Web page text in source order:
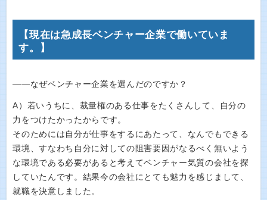
【現在は急成長ベンチャー企業で働いていま
す。】
――なぜベンチャー企業を選んだのですか？
A）若いうちに、裁量権のある仕事をたくさんして、自分の
力をつけたかったからです。
そのためには自分が仕事をするにあたって、なんでもできる
環境、すなわち自分に対しての阻害要因がなるべく無いよう
な環境である必要があると考えてベンチャー気質の会社を探
していたんです。結果今の会社にとても魅力を感じまして、
就職を決意しました。